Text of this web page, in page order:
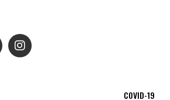
COVID-19